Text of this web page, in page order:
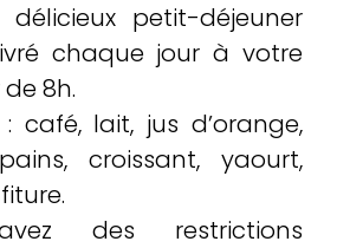
délicieux petit-déjeuner
chaque jour à votre
8h.
café, lait, jus d’orange,
croissant, yaourt,
des restrictions